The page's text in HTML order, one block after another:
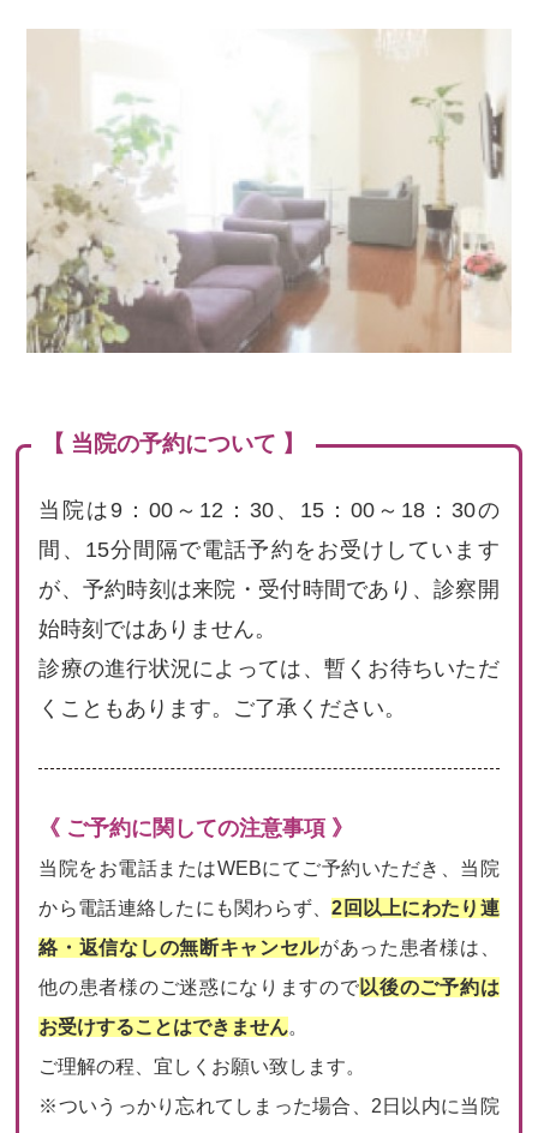
【 当院の予約について 】
当院は9：00～12：30、15：00～18：30の
間、15分間隔で電話予約をお受けしています
が、予約時刻は来院・受付時間であり、診察開
始時刻ではありません。
診療の進行状況によっては、暫くお待ちいただ
くこともあります。ご了承ください。
《 ご予約に関しての注意事項 》
当院をお電話またはWEBにてご予約いただき、当院
から電話連絡したにも関わらず、2回以上にわたり連
絡・返信なしの無断キャンセルがあった患者様は、
他の患者様のご迷惑になりますので以後のご予約は
お受けすることはできません。
ご理解の程、宜しくお願い致します。
※ついうっかり忘れてしまった場合、2日以内に当院